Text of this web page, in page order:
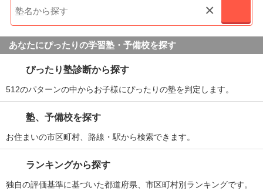
×
あなたにぴったりの学習塾・予備校を探す
ぴったり塾診断から探す
512のパターンの中からお子様にぴったりの塾を判定します。
塾、予備校を探す
お住まいの市区町村、路線・駅から検索できます。
ランキングから探す
独自の評価基準に基づいた都道府県、市区町村別ランキングです。